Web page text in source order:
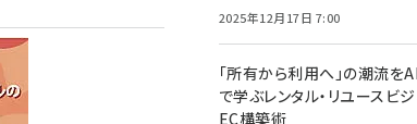
2025年12月17日 7:00
「所有から利用へ」の潮流を
で学ぶレンタル・リユースビ
EC構築術